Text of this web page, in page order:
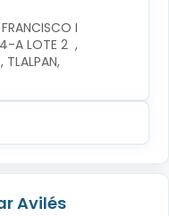
I
A LOTE 2  ,
Avilés